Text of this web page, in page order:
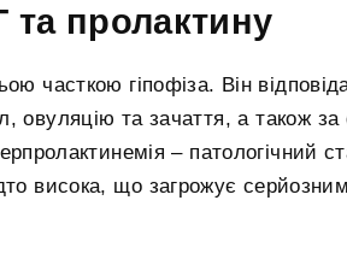
та пролактину
часткою гіпофіза. Він
овуляцію та зачаття, а також
– патологічний
висока, що загрожує